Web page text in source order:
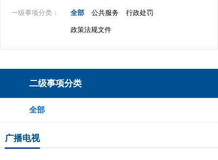
一级事项分类： 全部 公共服务 行政处罚
政策法规文件
二级事项分类
全部
广播电视